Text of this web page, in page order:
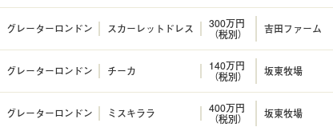
グレーターロンドン スカーレットドレス 300万円
（税別） 吉田ファーム
グレーターロンドン チーカ 140万円
（税別） 坂東牧場
グレーターロンドン ミスキララ 400万円
（税別） 坂東牧場